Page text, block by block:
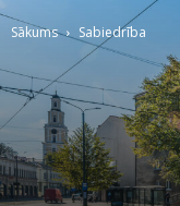
Sākums Sabiedrība